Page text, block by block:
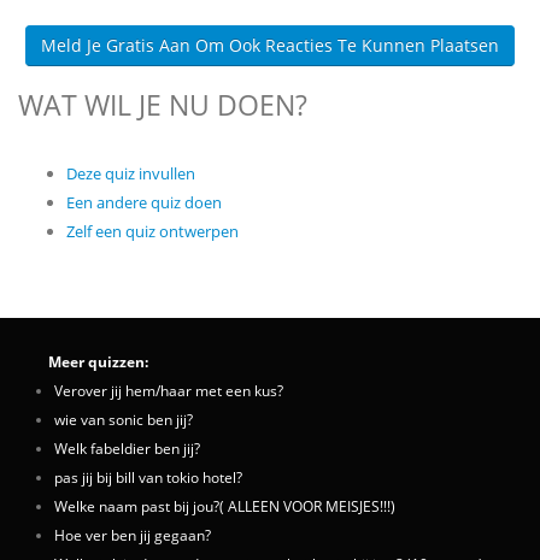
Meld Je Gratis Aan Om Ook Reacties Te Kunnen Plaatsen
WAT WIL JE NU DOEN?
Deze quiz invullen
Een andere quiz doen
Zelf een quiz ontwerpen
Meer quizzen:
Verover jij hem/haar met een kus?
wie van sonic ben jij?
Welk fabeldier ben jij?
pas jij bij bill van tokio hotel?
Welke naam past bij jou?( ALLEEN VOOR MEISJES!!!)
Hoe ver ben jij gegaan?